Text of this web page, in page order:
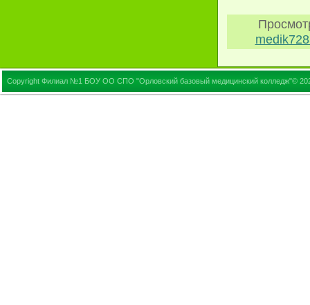
Copyright Филиал №1 БОУ ОО СПО "Орловский базовый медицинский колледж"©